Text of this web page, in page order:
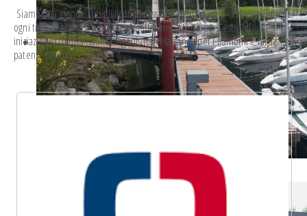
trofeo_bianchi-albrici_guldmann_2014.31.jpg
Siamo una grande famiglia con la passione per il mare e la navigazione di
ogni tipo. Ai nostri soci offriamo moltissime attività: corsi estivi di
iniziazione, cultura nautica, agonistica vela-canoa per i bambini e ragazzi e
patente nautica.